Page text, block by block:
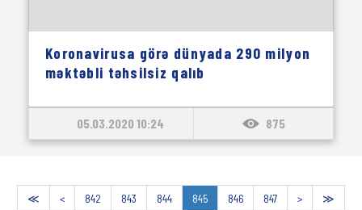
Koronavirusa görə dünyada 290 milyon
məktəbli təhsilsiz qalıb
05.03.2020 10:24 875
≪ < 842 843 844 845 846 847 > ≫